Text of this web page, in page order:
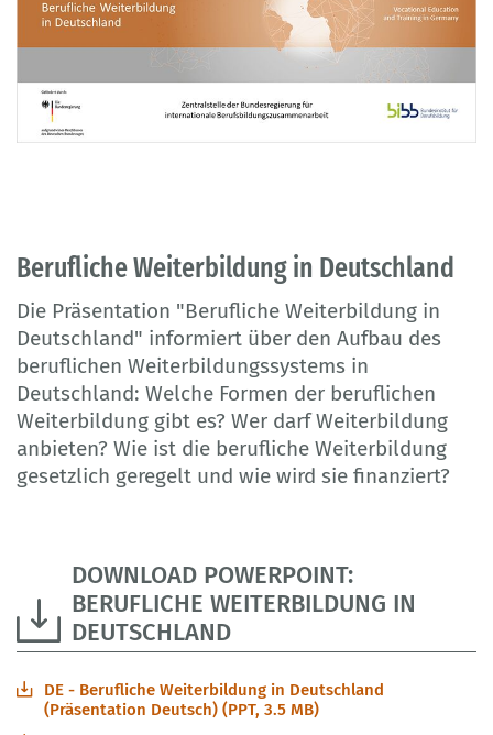
Berufliche Weiterbildung in Deutschland
Die Präsentation "Berufliche Weiterbildung in
Deutschland" informiert über den Aufbau des
beruflichen Weiterbildungssystems in
Deutschland: Welche Formen der beruflichen
Weiterbildung gibt es? Wer darf Weiterbildung
anbieten? Wie ist die berufliche Weiterbildung
gesetzlich geregelt und wie wird sie finanziert?
DOWNLOAD POWERPOINT:
BERUFLICHE WEITERBILDUNG IN
DEUTSCHLAND
DE - Berufliche Weiterbildung in Deutschland
(Präsentation Deutsch) (PPT, 3.5 MB)